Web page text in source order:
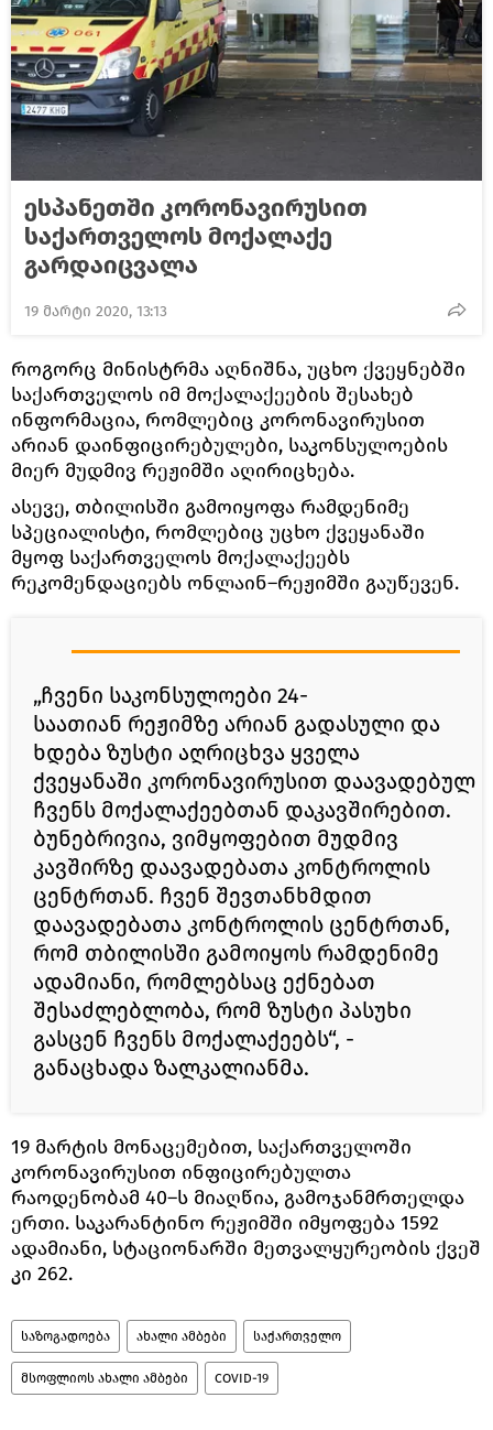
ესპანეთში კორონავირუსით
საქართველოს მოქალაქე
გარდაიცვალა
19 მარტი 2020, 13:13
როგორც მინისტრმა აღნიშნა, უცხო ქვეყნებში
საქართველოს იმ მოქალაქეების შესახებ
ინფორმაცია, რომლებიც კორონავირუსით
არიან დაინფიცირებულები, საკონსულოების
მიერ მუდმივ რეჟიმში აღირიცხება.
ასევე, თბილისში გამოიყოფა რამდენიმე
სპეციალისტი, რომლებიც უცხო ქვეყანაში
მყოფ საქართველოს მოქალაქეებს
რეკომენდაციებს ონლაინ–რეჟიმში გაუწევენ.
„ჩვენი საკონსულოები 24-
საათიან რეჟიმზე არიან გადასული და
ხდება ზუსტი აღრიცხვა ყველა
ქვეყანაში კორონავირუსით დაავადებულ
ჩვენს მოქალაქეებთან დაკავშირებით.
ბუნებრივია, ვიმყოფებით მუდმივ
კავშირზე დაავადებათა კონტროლის
ცენტრთან. ჩვენ შევთანხმდით
დაავადებათა კონტროლის ცენტრთან,
რომ თბილისში გამოიყოს რამდენიმე
ადამიანი, რომლებსაც ექნებათ
შესაძლებლობა, რომ ზუსტი პასუხი
გასცენ ჩვენს მოქალაქეებს“, -
განაცხადა ზალკალიანმა.
19 მარტის მონაცემებით, საქართველოში
კორონავირუსით ინფიცირებულთა
რაოდენობამ 40–ს მიაღწია, გამოჯანმრთელდა
ერთი. საკარანტინო რეჟიმში იმყოფება 1592
ადამიანი, სტაციონარში მეთვალყურეობის ქვეშ
კი 262.
საზოგადოება ახალი ამბები საქართველო
მსოფლიოს ახალი ამბები COVID-19